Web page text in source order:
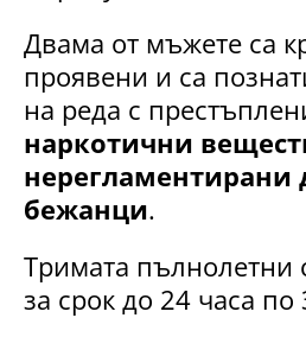
Двама от мъжете са
проявени и са
на реда с
наркотични
нерегламентирани
бежанци.
Тримата пълнолетни
за срок до 24 часа